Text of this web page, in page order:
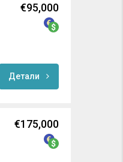
€95,000
Детали
€175,000